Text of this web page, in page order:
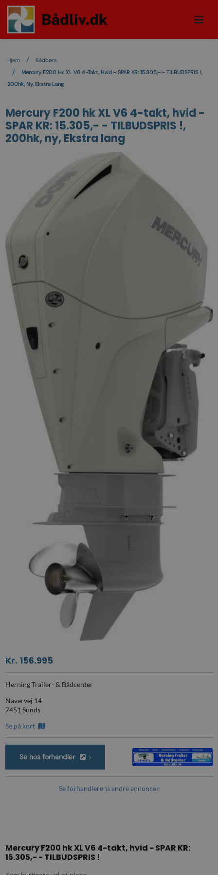
Hjem
Bådbørs
Mercury F200 Hk XL V6 4-Takt, Hvid - SPAR KR: 15.305,- - TILBUDSPRIS !,
200hk, Ny, Ekstra Lang
Mercury F200 hk XL V6 4-takt, hvid -
SPAR KR: 15.305,- - TILBUDSPRIS !,
200hk, ny, Ekstra lang
Kr. 156.995
Herning Trailer- & Bådcenter
Navervej 14
7451 Sunds
Se på kort
Se hos forhandler
Se forhandlerens andre annoncer
Mercury F200 hk XL V6 4-takt, hvid - SPAR KR:
15.305,- - TILBUDSPRIS !